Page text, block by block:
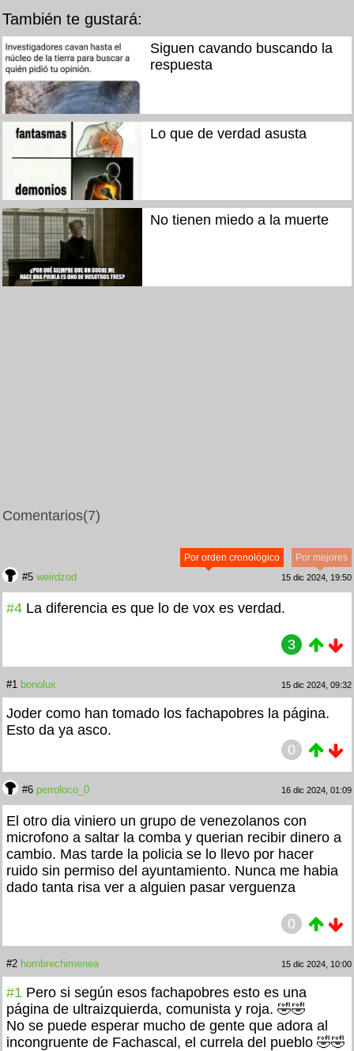
También te gustará:
Siguen cavando buscando la
respuesta
Lo que de verdad asusta
No tienen miedo a la muerte
Comentarios(7)
Por mejores
Por orden cronológico
#5 weirdzod 15 dic 2024, 19:50
#4 La diferencia es que lo de vox es verdad.
3
#1 bonolux 15 dic 2024, 09:32
Joder como han tomado los fachapobres la página.
Esto da ya asco.
0
#6 perroloco_0 16 dic 2024, 01:09
El otro dia viniero un grupo de venezolanos con
microfono a saltar la comba y querian recibir dinero a
cambio. Mas tarde la policia se lo llevo por hacer
ruido sin permiso del ayuntamiento. Nunca me habia
dado tanta risa ver a alguien pasar verguenza
0
#2 hombrechimenea 15 dic 2024, 10:00
#1 Pero si según esos fachapobres esto es una
página de ultraizquierda, comunista y roja. 🤣🤣
No se puede esperar mucho de gente que adora al
incongruente de Fachascal, el currela del pueblo 🤣🤣